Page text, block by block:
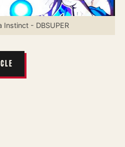
- DBSUPER